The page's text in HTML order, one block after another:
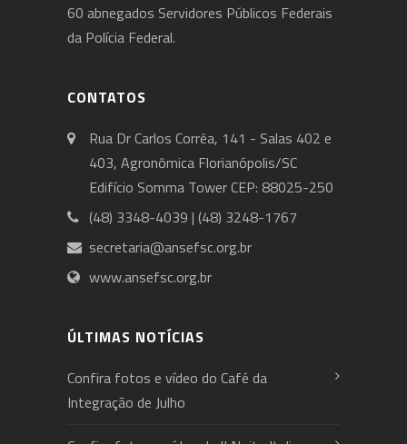
60 abnegados Servidores Públicos Federais
da Polícia Federal.
CONTATOS
Rua Dr Carlos Corrêa, 141 - Salas 402 e
403, Agronômica Florianópolis/SC
Edifício Somma Tower CEP: 88025-250
(48) 3348-4039 | (48) 3248-1767
secretaria@ansefsc.org.br
www.ansefsc.org.br
ÚLTIMAS NOTÍCIAS
Confira fotos e vídeo do Café da
Integração de Julho